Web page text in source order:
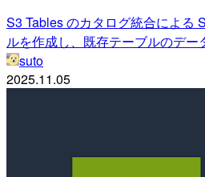
S3 Tables のカタログ統合による
ルを作成し、既存テーブルのデー
suto
2025.11.05